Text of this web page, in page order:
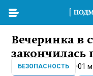
Вечеринка в
БЕЗОПАСНОСТЬ 01